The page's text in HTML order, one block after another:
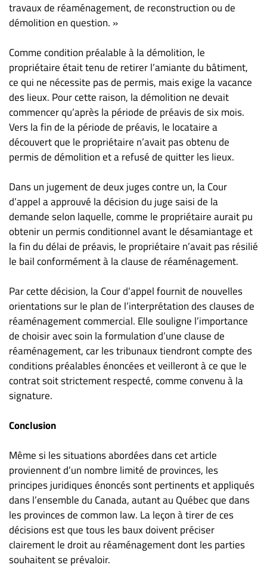
travaux de réaménagement, de reconstruction ou de
démolition en question. »
Comme condition préalable à la démolition, le
propriétaire était tenu de retirer l’amiante du bâtiment,
ce qui ne nécessite pas de permis, mais exige la vacance
des lieux. Pour cette raison, la démolition ne devait
commencer qu’après la période de préavis de six mois.
Vers la fin de la période de préavis, le locataire a
découvert que le propriétaire n’avait pas obtenu de
permis de démolition et a refusé de quitter les lieux.
Dans un jugement de deux juges contre un, la Cour
d’appel a approuvé la décision du juge saisi de la
demande selon laquelle, comme le propriétaire aurait pu
obtenir un permis conditionnel avant le désamiantage et
la fin du délai de préavis, le propriétaire n’avait pas résilié
le bail conformément à la clause de réaménagement.
Par cette décision, la Cour d’appel fournit de nouvelles
orientations sur le plan de l’interprétation des clauses de
réaménagement commercial. Elle souligne l’importance
de choisir avec soin la formulation d’une clause de
réaménagement, car les tribunaux tiendront compte des
conditions préalables énoncées et veilleront à ce que le
contrat soit strictement respecté, comme convenu à la
signature.
Conclusion
Même si les situations abordées dans cet article
proviennent d’un nombre limité de provinces, les
principes juridiques énoncés sont pertinents et appliqués
dans l’ensemble du Canada, autant au Québec que dans
les provinces de common law. La leçon à tirer de ces
décisions est que tous les baux doivent préciser
clairement le droit au réaménagement dont les parties
souhaitent se prévaloir.